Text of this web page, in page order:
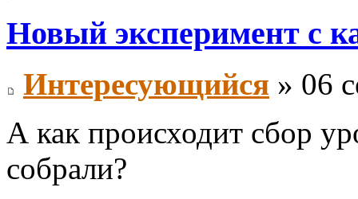
Новый эксперимент с
Интересующийся » 06
А как происходит сбор
собрали?